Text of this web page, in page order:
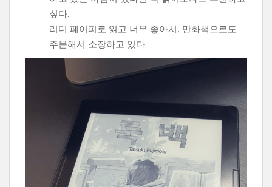
싶다.
리디 페이퍼로 읽고 너무 좋아서, 만화책으로도
주문해서 소장하고 있다.